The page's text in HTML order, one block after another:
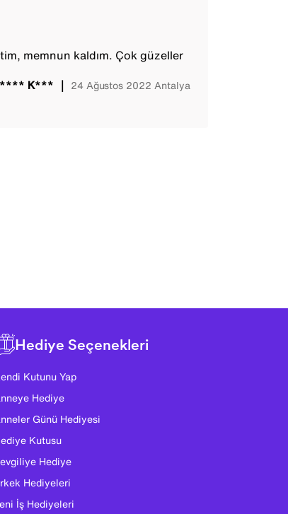
memnun kaldım. Çok güzeller
K*** ｜ 24 Ağustos 2022 Antalya
Hediye Seçenekleri
Kutunu Yap
Hediye
Günü Hediyesi
Kutusu
Hediye
Hediyeleri
İş Hediyeleri